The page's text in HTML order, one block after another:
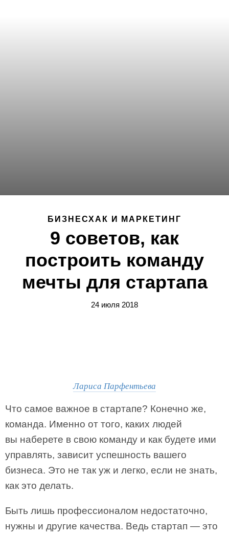
БИЗНЕСХАК И МАРКЕТИНГ
9 советов, как
построить команду
мечты для стартапа
24 июля 2018
Лариса Парфентьева
Что самое важное в стартапе? Конечно же,
команда. Именно от того, каких людей
вы наберете в свою команду и как будете ими
управлять, зависит успешность вашего
бизнеса. Это не так уж и легко, если не знать,
как это делать.
Быть лишь профессионалом недостаточно,
нужны и другие качества. Ведь стартап — это